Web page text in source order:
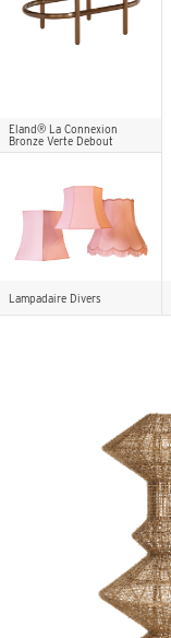
Eland® La Connexion
Bronze Verte Debout
Lampadaire Divers